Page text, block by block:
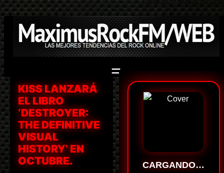
Saltar
al
contenido
KISS LANZARÁ
EL LIBRO
‘DESTROYER:
THE DEFINITIVE
VISUAL
HISTORY’ EN
OCTUBRE.
CARGANDO…